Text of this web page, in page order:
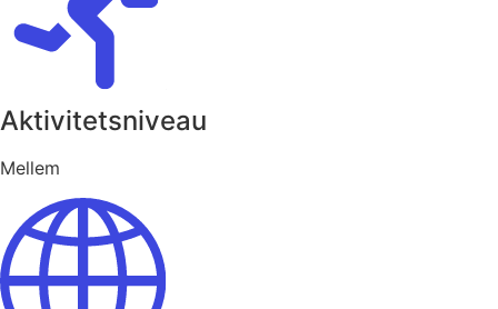
Aktivitetsniveau
Mellem